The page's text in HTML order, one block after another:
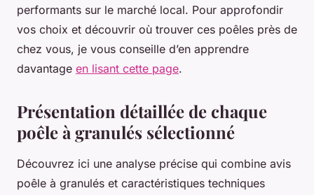
performants sur le marché local. Pour approfondir
vos choix et découvrir où trouver ces poêles près de
chez vous, je vous conseille d’en apprendre
davantage en lisant cette page.
Présentation détaillée de chaque
poêle à granulés sélectionné
Découvrez ici une analyse précise qui combine avis
poêle à granulés et caractéristiques techniques